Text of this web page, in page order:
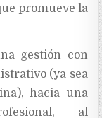
promueve la
gestión con
(ya sea
hacia una
al